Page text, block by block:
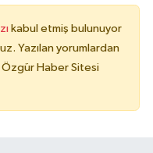
kabul etmiş bulunuyor
Yazılan yorumlardan
Özgür Haber Sitesi